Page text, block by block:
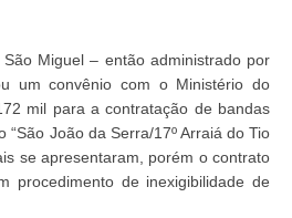
Miguel – então administrado por
um convênio com o Ministério do
mil para a contratação de bandas
“São João da Serra/17º Arraiá do Tio
se apresentaram, porém o contrato
procedimento de inexigibilidade de